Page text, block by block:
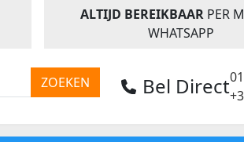
ALTIJD BEREIKBAARPER
WHATSAPP
ZOEKEN Bel Direct